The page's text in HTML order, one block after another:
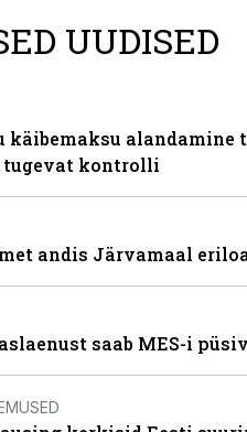
UUDISED
käibemaksu
tugevat kontrolli
andis Järvamaal
saab MES-i